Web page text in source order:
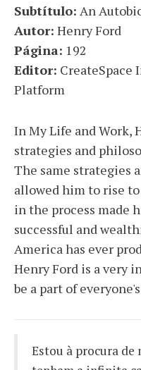
Subtítulo: An
Autor: Henry Ford
Página: 192
Editor: CreateSpace
Platform
In My Life and Work,
strategies and
The same strategies
allowed him to rise
in the process made
successful and
America has ever
Henry Ford is a very
be a part of
Estou à procura de